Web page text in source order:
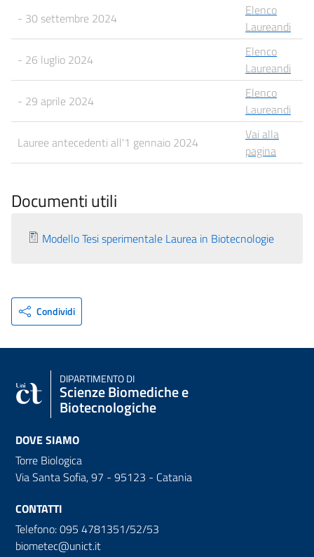
- 30 settembre 2024
Elenco
Laureandi
- 26 luglio 2024
Elenco
Laureandi
- 29 aprile 2024
Elenco
Laureandi
Lauree antecedenti all'1 gennaio 2024
Vai alla
pagina
Documenti utili
Modello Tesi sperimentale Laurea in Biotecnologie
Condividi
DIPARTIMENTO DI
Scienze Biomediche e
Biotecnologiche
DOVE SIAMO
Torre Biologica
Via Santa Sofia, 97 - 95123 - Catania
CONTATTI
Telefono: 095 4781351/52/53
biometec@unict.it